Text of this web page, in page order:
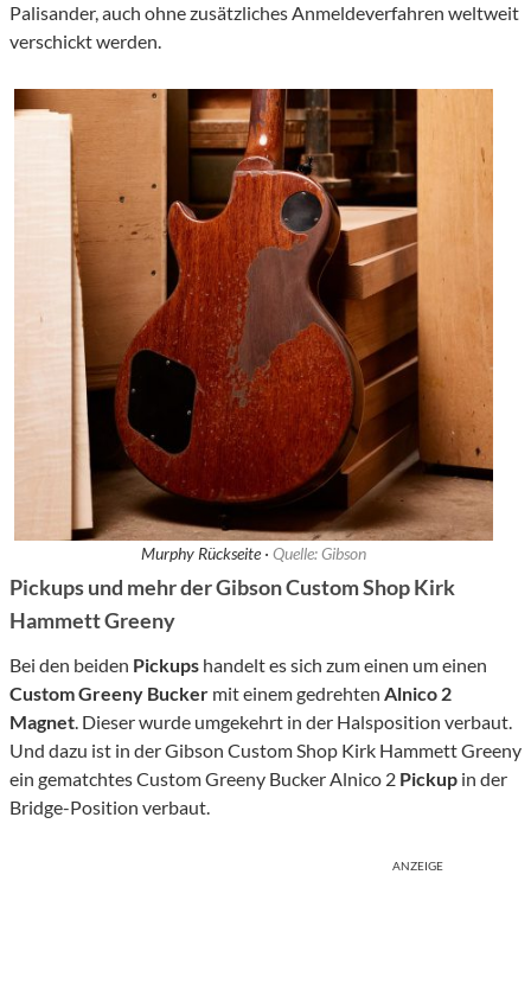
Palisander, auch ohne zusätzliches Anmeldeverfahren weltweit
verschickt werden.
Murphy Rückseite · Quelle: Gibson
Pickups und mehr der Gibson Custom Shop Kirk
Hammett Greeny
Bei den beiden Pickups handelt es sich zum einen um einen
Custom Greeny Bucker mit einem gedrehten Alnico 2
Magnet. Dieser wurde umgekehrt in der Halsposition verbaut.
Und dazu ist in der Gibson Custom Shop Kirk Hammett Greeny
ein gematchtes Custom Greeny Bucker Alnico 2 Pickup in der
Bridge-Position verbaut.
ANZEIGE